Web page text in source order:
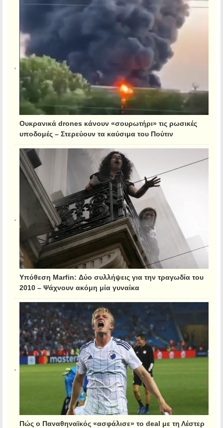
Ουκρανικά drones κάνουν «σουρωτήρι» τις ρωσικές
υποδομές – Στερεύουν τα καύσιμα του Πούτιν
Υπόθεση Marfin: Δύο συλλήψεις για την τραγωδία του
2010 – Ψάχνουν ακόμη μία γυναίκα
Πώς ο Παναθηναϊκός «ασφάλισε» το deal με τη Λέστερ